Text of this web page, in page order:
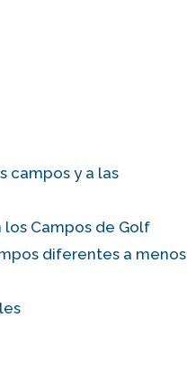
campos y a las
los Campos de Golf
diferentes a menos